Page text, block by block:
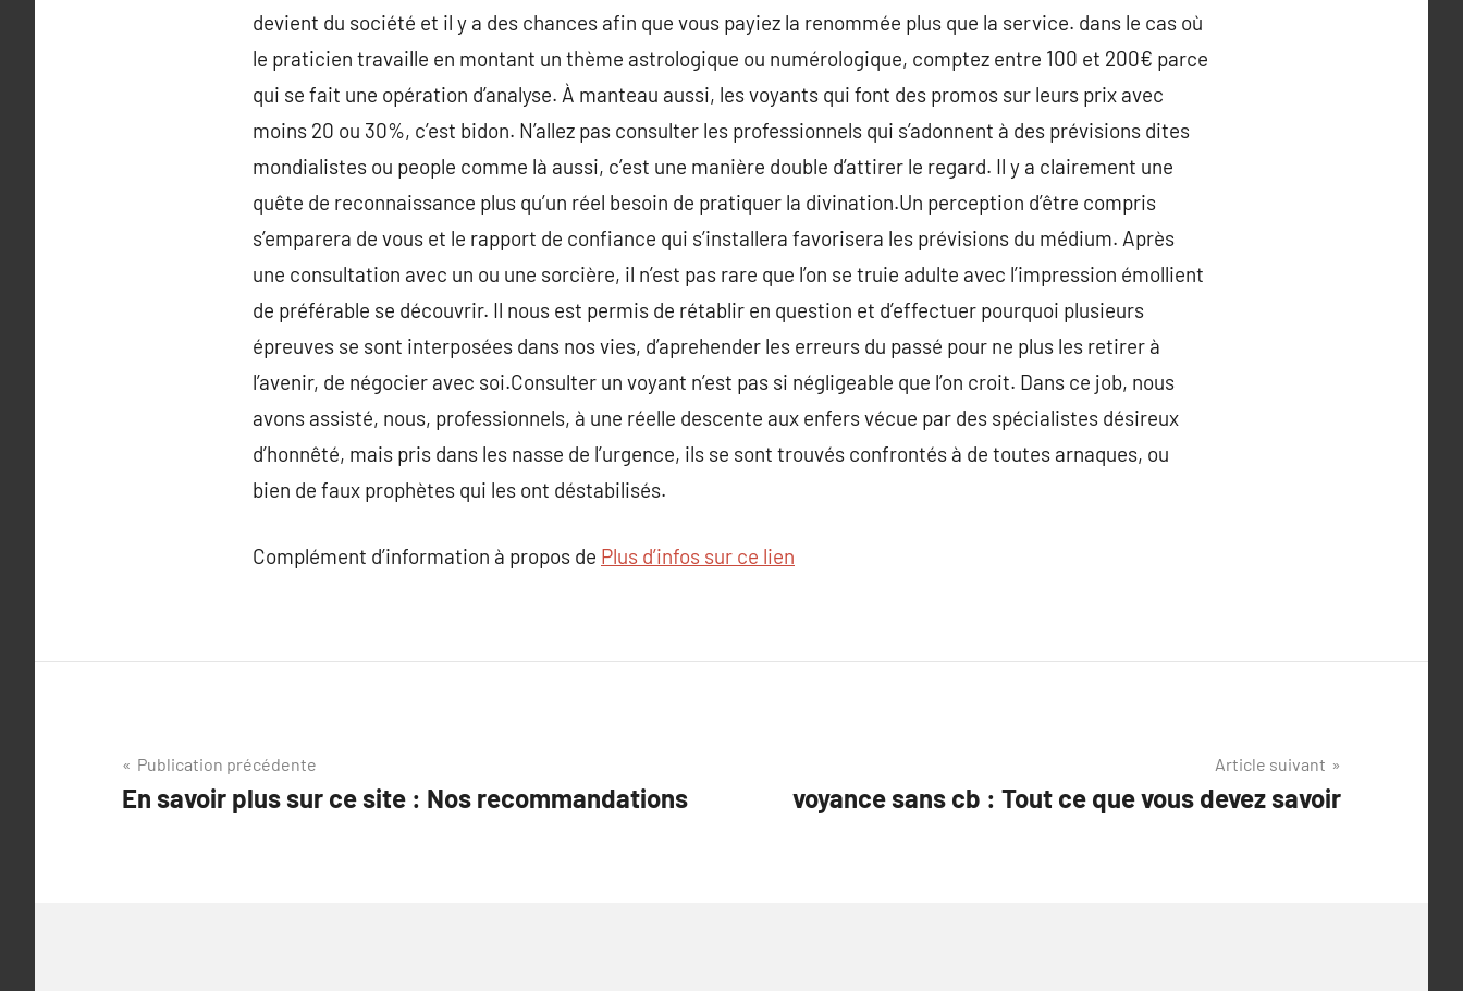
devient du société et il y a des chances afin que vous payiez la renommée plus que la service. dans le cas où
le praticien travaille en montant un thème astrologique ou numérologique, comptez entre 100 et 200€ parce
qui se fait une opération d’analyse. À manteau aussi, les voyants qui font des promos sur leurs prix avec
moins 20 ou 30%, c’est bidon. N’allez pas consulter les professionnels qui s’adonnent à des prévisions dites
mondialistes ou people comme là aussi, c’est une manière double d’attirer le regard. Il y a clairement une
quête de reconnaissance plus qu’un réel besoin de pratiquer la divination.Un perception d’être compris
s’emparera de vous et le rapport de confiance qui s’installera favorisera les prévisions du médium. Après
une consultation avec un ou une sorcière, il n’est pas rare que l’on se truie adulte avec l’impression émollient
de préférable se découvrir. Il nous est permis de rétablir en question et d’effectuer pourquoi plusieurs
épreuves se sont interposées dans nos vies, d’aprehender les erreurs du passé pour ne plus les retirer à
l’avenir, de négocier avec soi.Consulter un voyant n’est pas si négligeable que l’on croit. Dans ce job, nous
avons assisté, nous, professionnels, à une réelle descente aux enfers vécue par des spécialistes désireux
d’honnêté, mais pris dans les nasse de l’urgence, ils se sont trouvés confrontés à de toutes arnaques, ou
bien de faux prophètes qui les ont déstabilisés.
Complément d’information à propos de Plus d’infos sur ce lien
Navigation
de
Publication précédente
En savoir plus sur ce site : Nos recommandations
Article suivant
voyance sans cb : Tout ce que vous devez savoir